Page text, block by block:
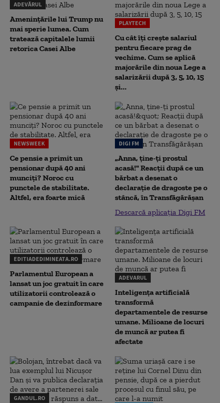
ADEVĂRUL
Amenințările lui Trump nu
mai sperie lumea. Cum
tratează capitalele lumii
retorica Casei Albe
PLAYTECH
Cu cât îți crește salariul
pentru fiecare prag de
vechime. Cum se aplică
majorările din noua Lege a
salarizării după 3, 5, 10, 15
și...
NEWSWEEK
Ce pensie a primit un
pensionar după 40 ani
munciți? Noroc cu
punctele de stabilitate.
Altfel, era foarte mică
DIGI FM
„Anna, ţine-ţi prostul
acasă!" Reacţii după ce un
bărbat a desenat o
declaraţie de dragoste pe o
stâncă, în Transfăgărăşan
Descarcă aplicația Digi FM
EDITIADEDIMINEATA.RO
Parlamentul European a
lansat un joc gratuit în care
utilizatorii controlează o
campanie de dezinformare
ADEVARUL
Inteligența artificială
transformă
departamentele de resurse
umane. Milioane de locuri
de muncă ar putea fi
afectate
GANDUL.RO